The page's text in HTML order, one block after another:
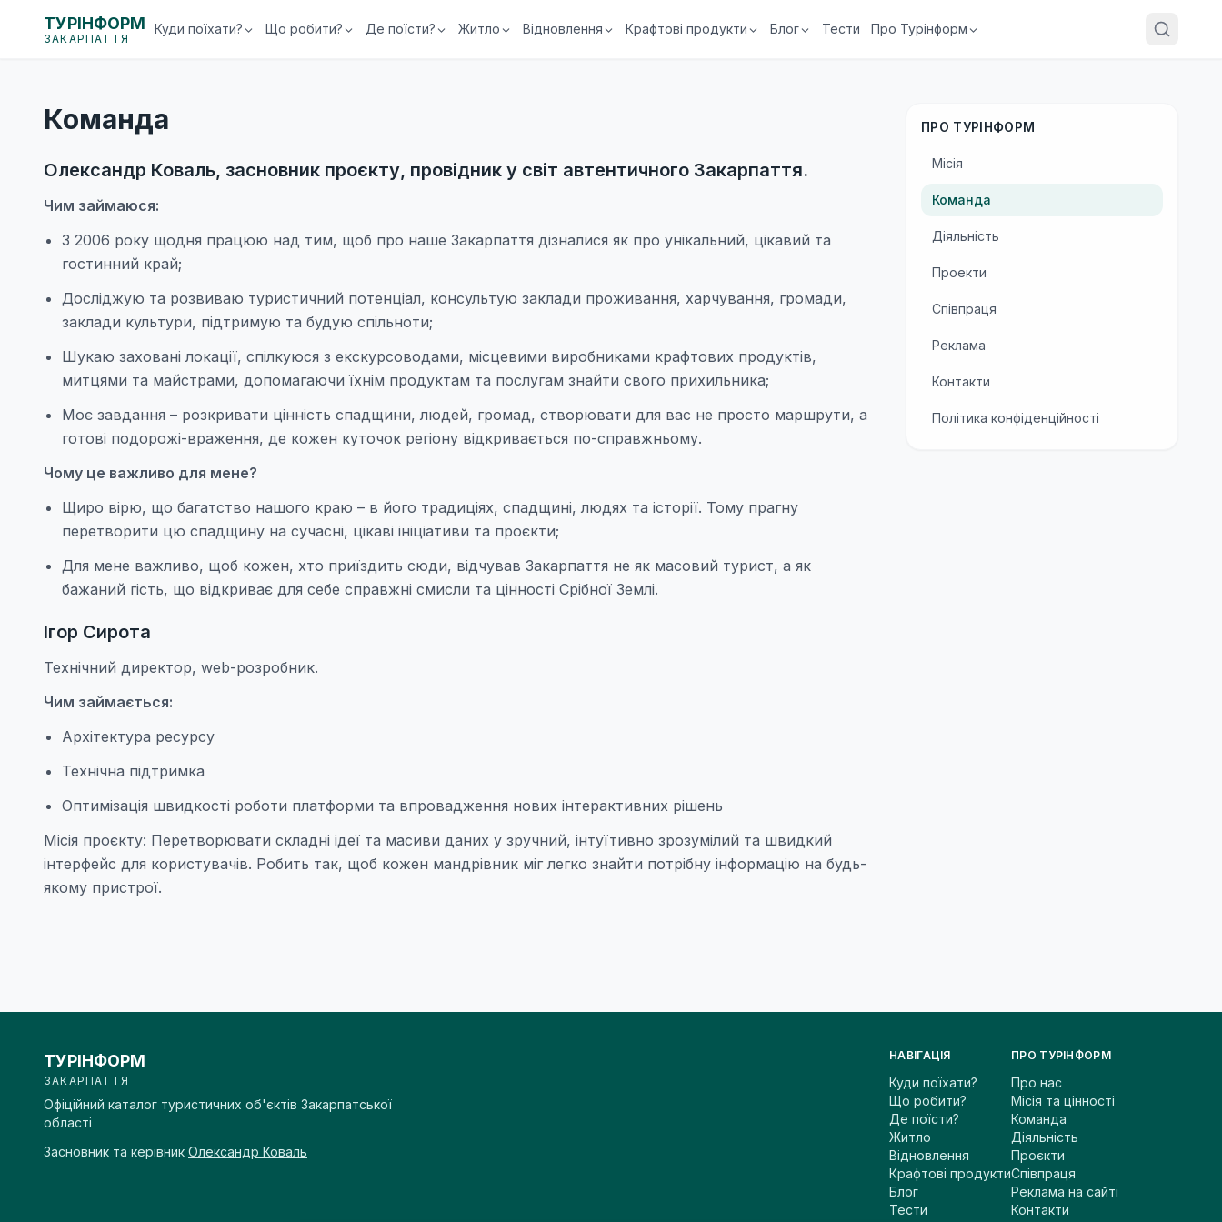
ТУРІНФОРМ
ЗАКАРПАТТЯ
Куди поїхати? Що робити? Де поїсти? Житло Відновлення Крафтові продукти Блог Тести Про Турінформ
Команда
Олександр Коваль, засновник проєкту, провідник у світ автентичного Закарпаття.
Чим займаюся:
З 2006 року щодня працюю над тим, щоб про наше Закарпаття дізналися як про унікальний, цікавий та
гостинний край;
Досліджую та розвиваю туристичний потенціал, консультую заклади проживання, харчування, громади,
заклади культури, підтримую та будую спільноти;
Шукаю заховані локації, спілкуюся з екскурсоводами, місцевими виробниками крафтових продуктів,
митцями та майстрами, допомагаючи їхнім продуктам та послугам знайти свого прихильника;
Моє завдання – розкривати цінність спадщини, людей, громад, створювати для вас не просто маршрути, а
готові подорожі-враження, де кожен куточок регіону відкривається по-справжньому.
Чому це важливо для мене?
Щиро вірю, що багатство нашого краю – в його традиціях, спадщині, людях та історії. Тому прагну
перетворити цю спадщину на сучасні, цікаві ініціативи та проєкти;
Для мене важливо, щоб кожен, хто приїздить сюди, відчував Закарпаття не як масовий турист, а як
бажаний гість, що відкриває для себе справжні смисли та цінності Срібної Землі.
Ігор Сирота
Технічний директор, web-розробник.
Чим займається:
Архітектура ресурсу
Технічна підтримка
Оптимізація швидкості роботи платформи та впровадження нових інтерактивних рішень
Місія проєкту: Перетворювати складні ідеї та масиви даних у зручний, інтуїтивно зрозумілий та швидкий
інтерфейс для користувачів. Робить так, щоб кожен мандрівник міг легко знайти потрібну інформацію на будь-
якому пристрої.
ПРО ТУРІНФОРМ
Місія
Команда
Діяльність
Проекти
Співпраця
Реклама
Контакти
Політика конфіденційності
ТУРІНФОРМ
ЗАКАРПАТТЯ
Офіційний каталог туристичних об'єктів Закарпатської
області
Засновник та керівник Олександр Коваль
НАВІГАЦІЯ
Куди поїхати?
Що робити?
Де поїсти?
Житло
Відновлення
Крафтові продукти
Блог
Тести
ПРО ТУРІНФОРМ
Про нас
Місія та цінності
Команда
Діяльність
Проєкти
Співпраця
Реклама на сайті
Контакти